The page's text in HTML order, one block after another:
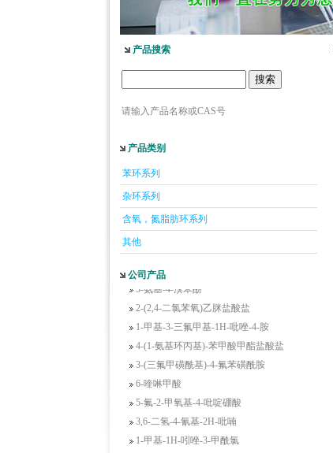
产品搜索
请输入产品名称或CAS号
产品类别
苯环系列
杂环系列
含氧，氮脂肪环系列
其他
公司产品
5-羟基异喹啉
1-吡啶-2-基-2-丙酮
2-甲基-6-羟基-4-嘧啶甲酸
3-氟-2-硝基苯甲酸
2-羟甲基-4-氨基吡啶
2-(羟甲基)丙烯酸乙酯(含稳定剂HQ);2-羟
3-氨基-4-溴苯酚
2-(2,4-二氯苯氧)乙脒盐酸盐
1-甲基-3-三氟甲基-1H-吡唑-4-胺
4-(1-氨基环丙基)-苯甲酸甲酯盐酸盐
3-(三氟甲磺酰基)-4-氟苯磺酰胺
6-喹啉甲酸
5-氟-2-甲氧基-4-吡啶硼酸
3,6-二氢-4-氰基-2H-吡喃
1-甲基-1H-吲唑-3-甲酰氯